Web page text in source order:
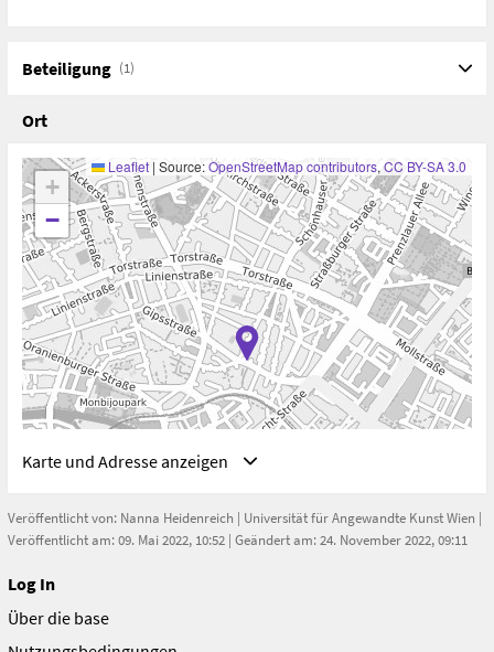
Kommentaren der Geschichte, Gegenwart und den
strukturellen und globalen Ausprägungen nach. Im
Architecture durchgeführte Untersuchung des Mordes
an Halit Yozgat durch Mitglieder des NSU realisiert; das
Ergebnis ist u.a. in der Arbeit "77sqm_9:26min"
dokumentiert.
Beteiligung (1)
Ort
+
−
Leaflet | Source:OpenStreetMap contributors, CC BY-SA 3.0
Adresse
Berlin, Deutschland
Berlin
Karte und Adresse anzeigen
Veröffentlicht von: Nanna Heidenreich Universität für Angewandte Kunst Wien
Veröffentlicht am: 09. Mai 2022, 10:52 | Geändert am: 24. November 2022, 09:11
Log In
Über die base